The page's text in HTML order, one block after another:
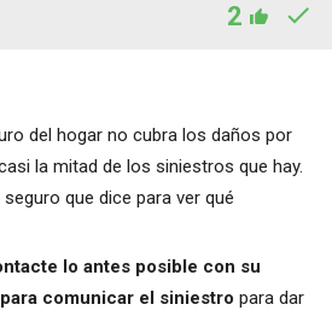
2
del hogar no cubra los daños por
la mitad de los siniestros que hay.
que dice para ver qué
lo antes posible con su
comunicar el siniestro para dar